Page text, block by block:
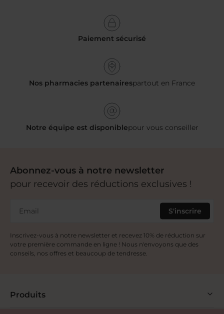
Paiement sécurisé
Nos pharmacies partenairespartout en France
Notre équipe est disponiblepour vous conseiller
Abonnez-vous à notre newsletter
pour recevoir des réductions exclusives !
Email S'inscrire
Inscrivez-vous à notre newsletter et recevez 10% de réduction sur
votre première commande en ligne ! Nous n'envoyons que des
conseils, nos offres et beaucoup de tendresse.
Produits